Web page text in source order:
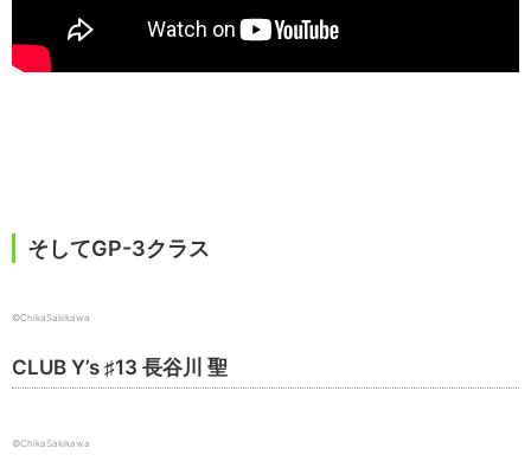
そしてGP-3クラス
©ChikaSakikawa
CLUB Y’s ♯13 長谷川 聖
©ChikaSakikawa